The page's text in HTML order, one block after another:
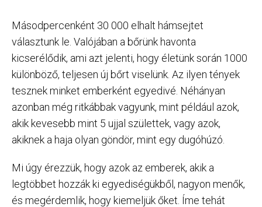
Másodpercenként 30 000 elhalt hámsejtet
választunk le. Valójában a bőrünk havonta
kicserélődik, ami azt jelenti, hogy életünk során 1000
különböző, teljesen új bőrt viselünk. Az ilyen tények
tesznek minket emberként egyedivé. Néhányan
azonban még ritkábbak vagyunk, mint például azok,
akik kevesebb mint 5 ujjal születtek, vagy azok,
akiknek a haja olyan göndör, mint egy dugóhúzó.
Mi úgy érezzük, hogy azok az emberek, akik a
legtöbbet hozzák ki egyediségükből, nagyon menők,
és megérdemlik, hogy kiemeljük őket. Íme tehát